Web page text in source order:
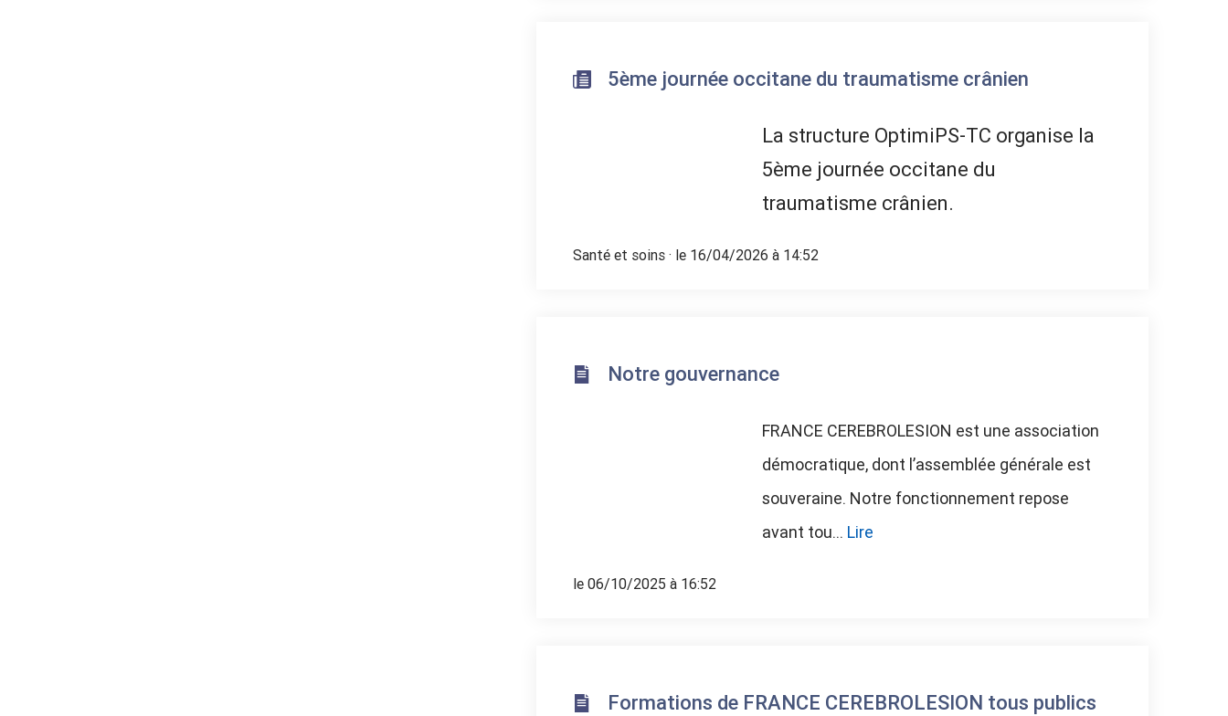
5ème journée occitane du traumatisme crânien
La structure OptimiPS-TC organise la
5ème journée occitane du
traumatisme crânien.
Santé et soins · le 16/04/2026 à 14:52
Notre gouvernance
FRANCE CEREBROLESION est une association
démocratique, dont l’assemblée générale est
souveraine. Notre fonctionnement repose
avant tou... Lire
le 06/10/2025 à 16:52
Formations de FRANCE CEREBROLESION tous publics